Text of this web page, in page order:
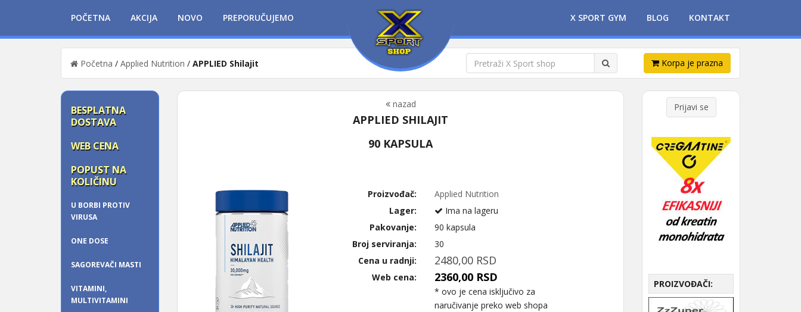
POČETNA AKCIJA NOVO PREPORUČUJEMO X SPORT GYM BLOG KONTAKT
Početna / Applied Nutrition / APPLIED Shilajit Korpa je prazna
BESPLATNA
DOSTAVA
WEB CENA
POPUST NA
KOLIČINU
U BORBI PROTIV
VIRUSA
ONE DOSE
SAGOREVAČI MASTI
VITAMINI,
MULTIVITAMINI
nazad
APPLIED SHILAJIT
90 KAPSULA
Proizvođač:
Applied Nutrition
Lager:
Ima na lageru
Pakovanje:
90 kapsula
Broj serviranja:
30
Cena u radnji:
2480,00 RSD
Web cena: 2360,00 RSD
* ovo je cena isključivo za
naručivanje preko web shopa
Prijavi se
PROIZVOĐAČI: